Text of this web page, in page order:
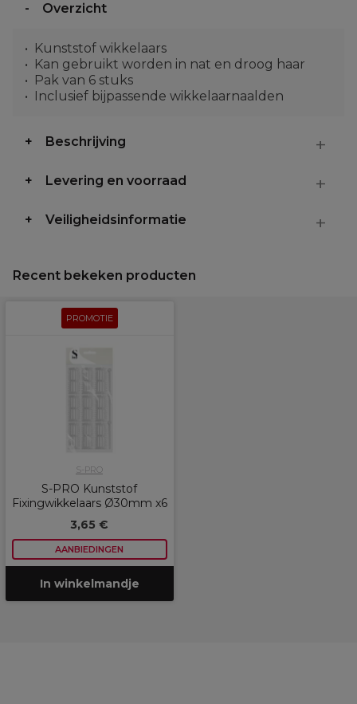
Overzicht
Kunststof wikkelaars
Kan gebruikt worden in nat en droog haar
Pak van 6 stuks
Inclusief bijpassende wikkelaarnaalden
Beschrijving
Levering en voorraad
Veiligheidsinformatie
Recent bekeken producten
PROMOTIE
S-PRO
S-PRO Kunststof
Fixingwikkelaars Ø30mm x6
3,65 €
AANBIEDINGEN
In winkelmandje